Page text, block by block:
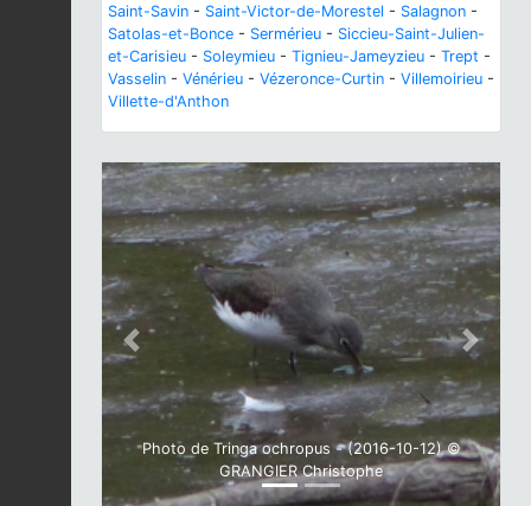
Saint-Savin - Saint-Victor-de-Morestel - Salagnon -
Satolas-et-Bonce - Sermérieu - Siccieu-Saint-Julien-
et-Carisieu - Soleymieu - Tignieu-Jameyzieu - Trept -
Vasselin - Vénérieu - Vézeronce-Curtin - Villemoirieu -
Villette-d'Anthon
Photo de Tringa ochropus - (2016-10-12) ©
GRANGIER Christophe
Previous Next